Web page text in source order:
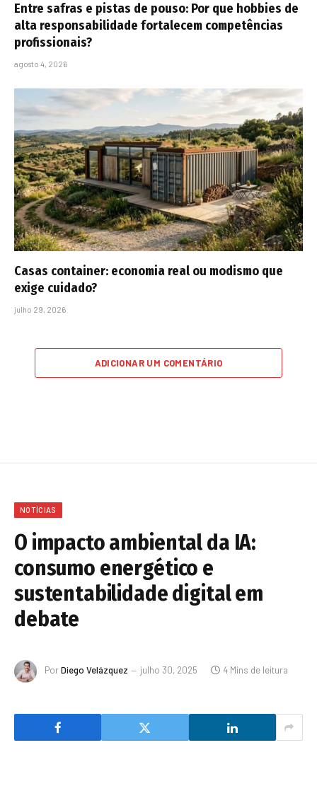
Entre safras e pistas de pouso: Por que hobbies de
alta responsabilidade fortalecem competências
profissionais?
agosto 4, 2026
Casas container: economia real ou modismo que
exige cuidado?
julho 29, 2026
ADICIONAR UM COMENTÁRIO
NOTÍCIAS
O impacto ambiental da IA:
consumo energético e
sustentabilidade digital em
debate
PorDiego Velázquez julho 30, 2025 4 Mins de leitura